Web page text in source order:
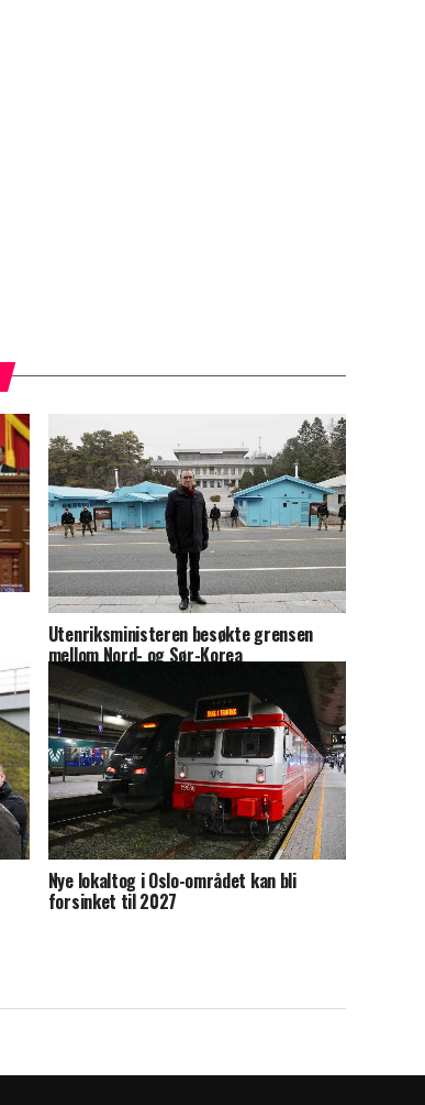
Utenriksministeren besøkte grensen
mellom Nord- og Sør-Korea
Nye lokaltog i Oslo-området kan bli
forsinket til 2027